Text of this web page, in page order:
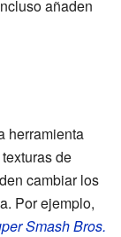
añaden
herramienta
de
cambiar los
Por ejemplo,
Smash Bros.